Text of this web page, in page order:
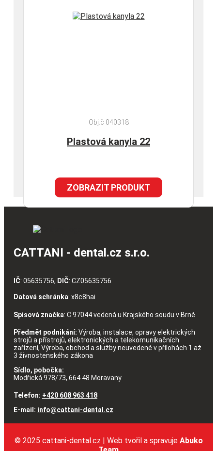
Obj.č 040318
Plastová kanyla 22
ZOBRAZIT PRODUKT
CATTANI - dental.cz s.r.o.
IČ: 05635756, DIČ: CZ05635756
Datová schránka: x8c8hai
Spisová značka: C 97044 vedená u Krajského soudu v Brně
Předmět podnikání: Výroba, instalace, opravy elektrických
strojů a přístrojů, elektronických a telekomunikačních
zařízení, Výroba, obchod a služby neuvedené v přílohách 1 až
3 živnostenského zákona
Sídlo, pobočka:
Modřická 978/73, 664 48 Moravany
Telefon: +420 608 963 418
E-mail: info@cattani-dental.cz
© 2025 cattani-dental.cz | Web tvořil a spravuje Abuko